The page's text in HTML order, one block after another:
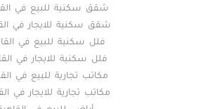
شقق سكنية للبيع في
شقق سكنية للايجار في
فلل سكنية للبيع في
فلل سكنية للايجار في
مكاتب تجارية للبيع في
مكاتب تجارية للايجار في